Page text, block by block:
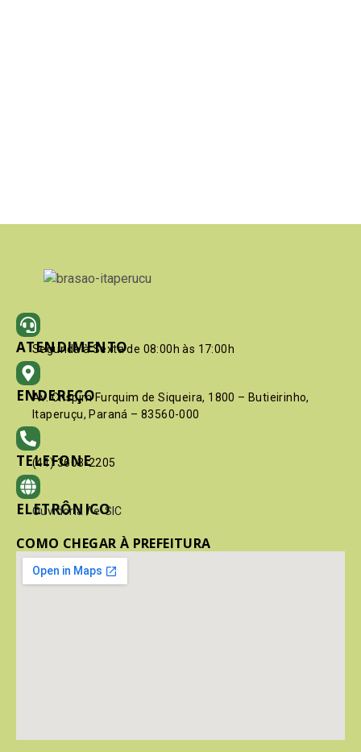
ATENDIMENTO
Segunda à Sexta de 08:00h às 17:00h
ENDEREÇO
Av. Crispim Furquim de Siqueira, 1800 – Butieirinho,
Itaperuçu, Paraná – 83560-000
TELEFONE
(41) 3603-2205
ELETRÔNICO
Ouvidoria / e-SIC
COMO CHEGAR À PREFEITURA